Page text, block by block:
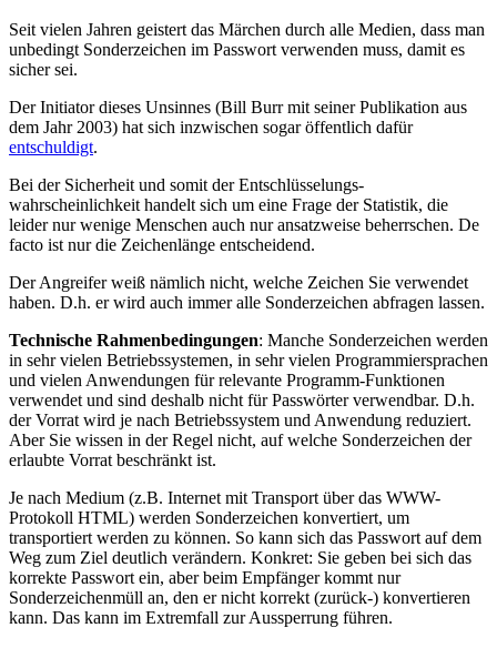
Seit vielen Jahren geistert das Märchen durch alle Medien, dass man
unbedingt Sonderzeichen im Passwort verwenden muss, damit es
sicher sei.
Der Initiator dieses Unsinnes (Bill Burr mit seiner Publikation aus
dem Jahr 2003) hat sich inzwischen sogar öffentlich dafür
entschuldigt.
Bei der Sicherheit und somit der Entschlüsselungs­
wahrscheinlichkeit handelt sich um eine Frage der Statistik, die
leider nur wenige Menschen auch nur ansatzweise beherrschen. De
facto ist nur die Zeichenlänge entscheidend.
Der Angreifer weiß nämlich nicht, welche Zeichen Sie verwendet
haben. D.h. er wird auch immer alle Sonderzeichen abfragen lassen.
Technische Rahmenbedingungen: Manche Sonderzeichen werden
in sehr vielen Betriebssystemen, in sehr vielen Programmiersprachen
und vielen Anwendungen für relevante Programm-Funktionen
verwendet und sind deshalb nicht für Passwörter verwendbar. D.h.
der Vorrat wird je nach Betriebssystem und Anwendung reduziert.
Aber Sie wissen in der Regel nicht, auf welche Sonderzeichen der
erlaubte Vorrat beschränkt ist.
Je nach Medium (z.B. Internet mit Transport über das WWW-
Protokoll HTML) werden Sonderzeichen konvertiert, um
transportiert werden zu können. So kann sich das Passwort auf dem
Weg zum Ziel deutlich verändern. Konkret: Sie geben bei sich das
korrekte Passwort ein, aber beim Empfänger kommt nur
Sonderzeichenmüll an, den er nicht korrekt (zurück-) konvertieren
kann. Das kann im Extremfall zur Aussperrung führen.